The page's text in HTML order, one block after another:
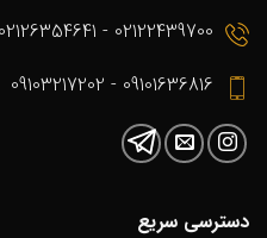
02122439700 - 02126354641 - 02126354649
09101636816 - 09103217202
دسترسی سریع